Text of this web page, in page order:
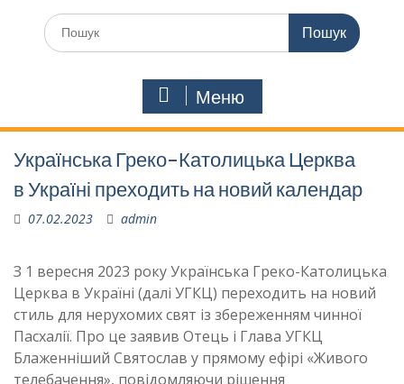
Шукати:
Меню
Українська Греко-Католицька Церква
в Україні преходить на новий календар
07.02.2023 admin
З 1 вересня 2023 року Українська Греко-Католицька
Церква в Україні (далі УГКЦ) переходить на новий
стиль для нерухомих свят із збереженням чинної
Пасхалії. Про це заявив Отець і Глава УГКЦ
Блаженніший Святослав у прямому ефірі «Живого
телебачення», повідомляючи рішення